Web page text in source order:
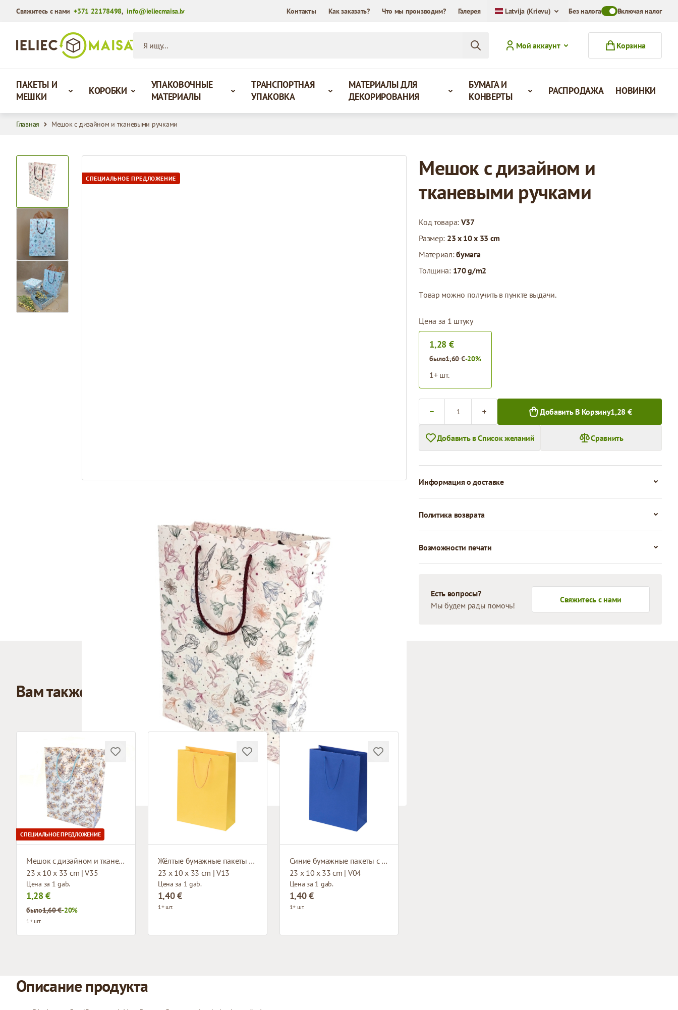
Свяжитесь с нами+371 22178498,info@ieliecmaisa.lv Контакты Как заказать? Что мы производим? Галерея Latvija (Krievu) Без налогаToggle VAT Mode
Включая налог
Мой аккаунт
Корзина
ПАКЕТЫ И
МЕШКИ
КОРОБКИ
УПАКОВОЧНЫЕ
МАТЕРИАЛЫ
ТРАНСПОРТНАЯ
УПАКОВКА
МАТЕРИАЛЫ ДЛЯ
ДЕКОРИРОВАНИЯ
БУМАГА И
КОНВЕРТЫ
РАСПРОДАЖА НОВИНКИ
Главная Мешок с дизайном и тканевыми ручками
СПЕЦИАЛЬНОЕ ПРЕДЛОЖЕНИЕ
View larger image
View larger image
View larger image
Мешок с дизайном и
тканевыми ручками
Код товара: V37
Размер: 23 x 10 x 33 cm
Материал:бумага
Толщина: 170 g/m2
Tовар можно получить в пункте выдачи.
Цена за 1 штуку
1,28 €
было1,60 €-20%
1+ шт.
Добавить В Корзину1,28 €
Добавить в Список желаний Сравнить
Информация о доставке
Политика возврата
Возможности печати
Есть вопросы?
Мы будем рады помочь!
Свяжитесь с нами
Вам также может понравиться
СПЕЦИАЛЬНОЕ ПРЕДЛОЖЕНИЕ
Мешок с дизайном и тканевыми ручками
23 x 10 x 33 cm | V35
Цена за 1 gab.
1,28 €
было1,60 €-20%
1+ шт.
Жёлтые бумажные пакеты с тканевыми ручками
23 x 10 x 33 cm | V13
Цена за 1 gab.
1,40 €
1+ шт.
Синие бумажные пакеты с тканевыми ручками
23 x 10 x 33 cm | V04
Цена за 1 gab.
1,40 €
1+ шт.
Описание продукта